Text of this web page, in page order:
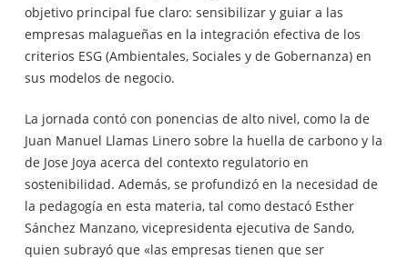
objetivo principal fue claro: sensibilizar y guiar a las
empresas malagueñas en la integración efectiva de los
criterios ESG (Ambientales, Sociales y de Gobernanza) en
sus modelos de negocio.
La jornada contó con ponencias de alto nivel, como la de
Juan Manuel Llamas Linero sobre la huella de carbono y la
de Jose Joya acerca del contexto regulatorio en
sostenibilidad. Además, se profundizó en la necesidad de
la pedagogía en esta materia, tal como destacó Esther
Sánchez Manzano, vicepresidenta ejecutiva de Sando,
quien subrayó que «las empresas tienen que ser